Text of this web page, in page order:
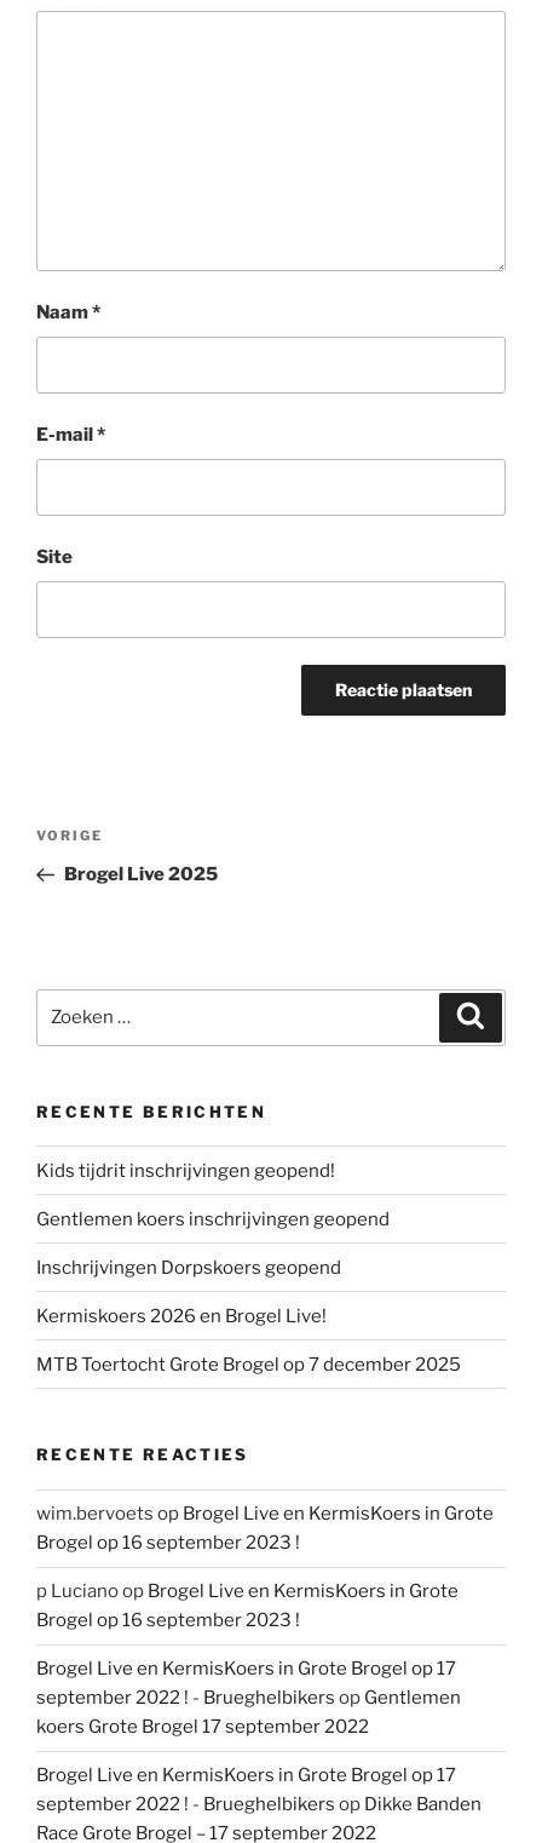
Naam*
E-mail*
Site
Bericht
Vorig
bericht
VORIGE
Brogel Live 2025
naar:
RECENTE BERICHTEN
Kids tijdrit inschrijvingen geopend!
Gentlemen koers inschrijvingen geopend
Inschrijvingen Dorpskoers geopend
Kermiskoers 2026 en Brogel Live!
MTB Toertocht Grote Brogel op 7 december 2025
RECENTE REACTIES
wim.bervoets op Brogel Live en KermisKoers in Grote
Brogel op 16 september 2023 !
p Lucianoop Brogel Live en KermisKoers in Grote
Brogel op 16 september 2023 !
Brogel Live en KermisKoers in Grote Brogel op 17
september 2022 ! - Brueghelbikers op Gentlemen
koers Grote Brogel 17 september 2022
Brogel Live en KermisKoers in Grote Brogel op 17
september 2022 ! - Brueghelbikers op Dikke Banden
Race Grote Brogel – 17 september 2022